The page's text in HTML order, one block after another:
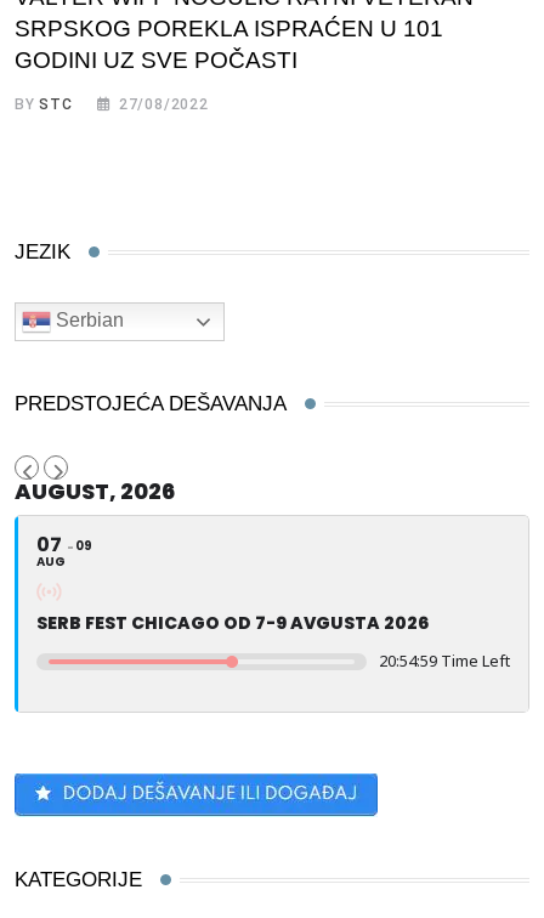
SRPSKOG POREKLA ISPRAĆEN U 101
GODINI UZ SVE POČASTI
BYSTC 27/08/2022
JEZIK
Serbian
PREDSTOJEĆA DEŠAVANJA
AUGUST, 2026
07
AUG
09
SERB FEST CHICAGO OD 7-9 AVGUSTA 2026
20:54:59 Time Left
KATEGORIJE